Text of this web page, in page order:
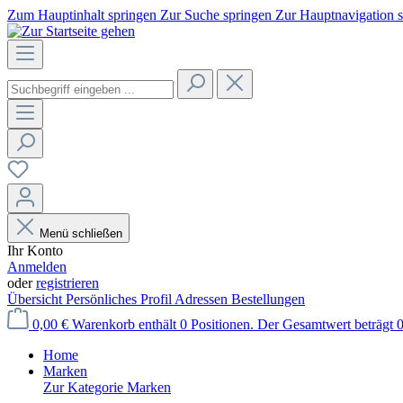
Zum Hauptinhalt springen Zur Suche springen Zur Hauptnavigation
Menü schließen
Ihr Konto
Anmelden
oderregistrieren
Übersicht Persönliches Profil Adressen Bestellungen
0,00 € Warenkorb enthält 0 Positionen. Der Gesamtwert beträgt
Home
Marken
Zur Kategorie Marken